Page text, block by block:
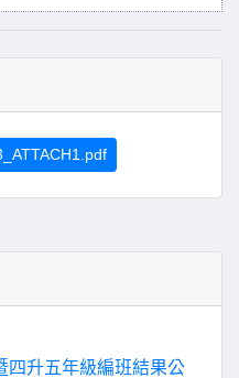
四升五年級編班結果公